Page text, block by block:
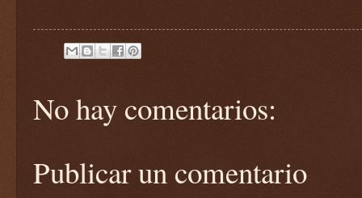
No hay comentarios:
Publicar un comentario